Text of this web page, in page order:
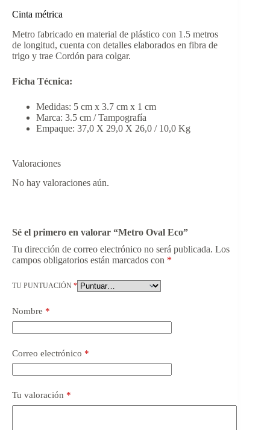
Cinta métrica
Metro fabricado en material de plástico con 1.5 metros
de longitud, cuenta con detalles elaborados en fibra de
trigo y trae Cordón para colgar.
Ficha Técnica:
Medidas: 5 cm x 3.7 cm x 1 cm
Marca: 3.5 cm / Tampografía
Empaque: 37,0 X 29,0 X 26,0 / 10,0 Kg
Valoraciones
No hay valoraciones aún.
Sé el primero en valorar “Metro Oval Eco”
Tu dirección de correo electrónico no será publicada. Los
campos obligatorios están marcados con *
TU PUNTUACIÓN *
Nombre *
Correo electrónico *
Tu valoración *